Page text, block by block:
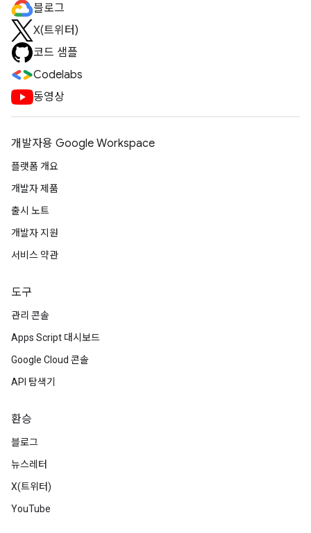
블로그
X(트위터)
코드 샘플
Codelabs
동영상
개발자용 Google Workspace
플랫폼 개요
개발자 제품
출시 노트
개발자 지원
서비스 약관
도구
관리 콘솔
Apps Script 대시보드
Google Cloud 콘솔
API 탐색기
환승
블로그
뉴스레터
X(트위터)
YouTube